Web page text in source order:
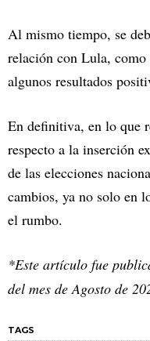
Al mismo tiempo, se
relación con Lula,
algunos resultados
En definitiva, en lo que
respecto a la inserción
de las elecciones
cambios, ya no solo en
el rumbo.
*Este artículo fue
del mes de Agosto de
TAGS